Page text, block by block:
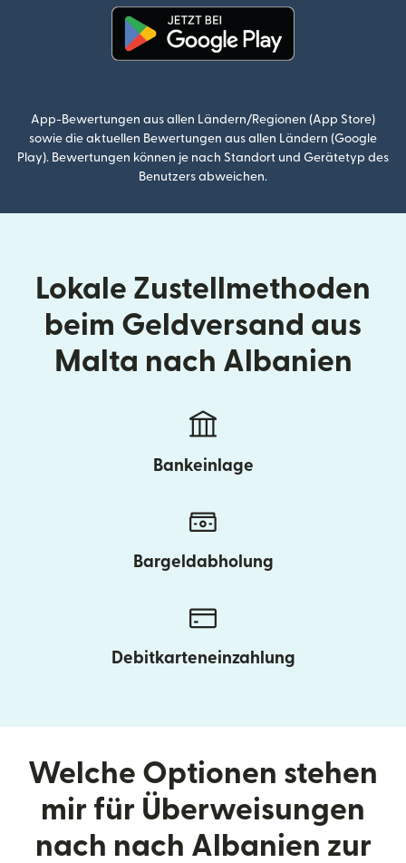
App-Bewertungen aus allen Ländern/Regionen (App Store)
sowie die aktuellen Bewertungen aus allen Ländern (Google
Play). Bewertungen können je nach Standort und Gerätetyp des
Benutzers abweichen.
Lokale Zustellmethoden
beim Geldversand aus
Malta nach Albanien
Bankeinlage
Bargeldabholung
Debitkarteneinzahlung
Welche Optionen stehen
mir für Überweisungen
nach nach Albanien zur